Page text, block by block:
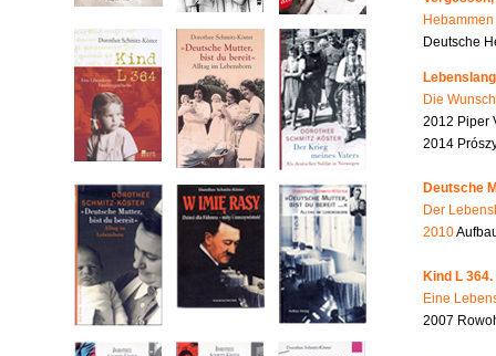
Deutsche
Die
2012 Piper
2014
Deutsche
Der
2010
Kind L 364.
Eine
2007